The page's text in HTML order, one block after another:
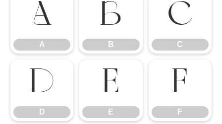
A
A
B
B
C
C
D
D
E
E
F
F